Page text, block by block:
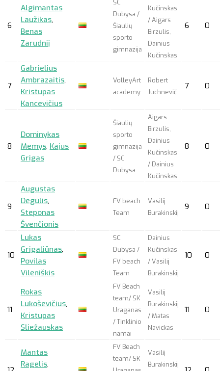
6
Algimantas
Laužikas,
Benas
Zarudnij
SC
Dubysa /
Šiaulių
sporto
gimnazija
Kučinskas
/ Aigars
Birzulis,
Dainius
Kučinskas
6 0
7
Gabrielius
Ambrazaitis,
Kristupas
Kancevičius
VolleyArt
academy
Robert
Juchnevič
7 0
8
Dominykas
Memys, Kajus
Grigas
Šiaulių
sporto
gimnazija
/ SC
Dubysa
Aigars
Birzulis,
Dainius
Kučinskas
/ Dainius
Kučinskas
8 0
9
Augustas
Degulis,
Steponas
Švenčionis
FV beach
Team
Vasilij
Burakinskij
9 0
10
Lukas
Grigaliūnas,
Povilas
Vileniškis
SC
Dubysa /
FV beach
Team
Dainius
Kučinskas
/ Vasilij
Burakinskij
10 0
11
Rokas
Lukoševičius,
Kristupas
Sliežauskas
FV Beach
team/ SK
Uraganas
/ Tinklinio
namai
Vasilij
Burakinskij
/ Matas
Navickas
11 0
Mantas
Ragelis,
FV Beach
team/ SK
Vasilij
Burakinskij